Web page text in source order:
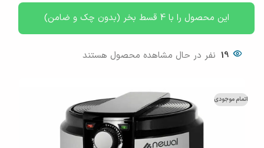
این محصول را با 4 قسط بخر (بدون چک و ضامن)
19 نفر در حال مشاهده محصول هستند
اتمام موجودی